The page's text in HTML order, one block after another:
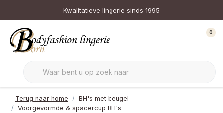
Kwalitatieve lingerie sinds 1995
0
Terug naar home
BH's met beugel
Voorgevormde & spacercup BH's